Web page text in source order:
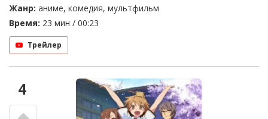
Жанр: аниме, комедия, мультфильм
Время: 23 мин / 00:23
Трейлер
4